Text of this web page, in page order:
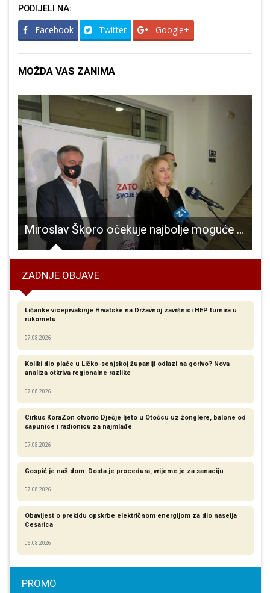
PODIJELI NA:
Facebook Twitter Google+
MOŽDA VAS ZANIMA
Miroslav Škoro očekuje najbolje moguće rezultate Domovinskog pokreta u Ličko-senjskoj županiji na lokalnim izborima
ZADNJE OBJAVE
Ličanke viceprvakinje Hrvatske na Državnoj završnici HEP turnira u
rukometu
07.08.2026
Koliki dio plaće u Ličko-senjskoj županiji odlazi na gorivo? Nova
analiza otkriva regionalne razlike​
07.08.2026
Cirkus KoraZon otvorio Dječje ljeto u Otočcu uz žonglere, balone od
sapunice i radionicu za najmlađe
07.08.2026
Gospić je naš dom: Dosta je procedura, vrijeme je za sanaciju
07.08.2026
Obavijest o prekidu opskrbe električnom energijom za dio naselja
Cesarica
06.08.2026
PROMO